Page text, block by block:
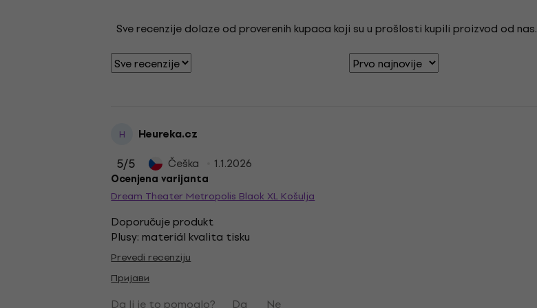
Sve recenzije dolaze od proverenih kupaca koji su u prošlosti kupili proizvod od nas.
H Heureka.cz
5/5 Češka 1.1.2026
Ocenjena varijanta
Dream Theater Metropolis Black XL Košulja
Doporučuje produkt
Plusy: materiál kvalita tisku
Prevedi recenziju
Пријави
Da li je to pomoglo? Da Ne